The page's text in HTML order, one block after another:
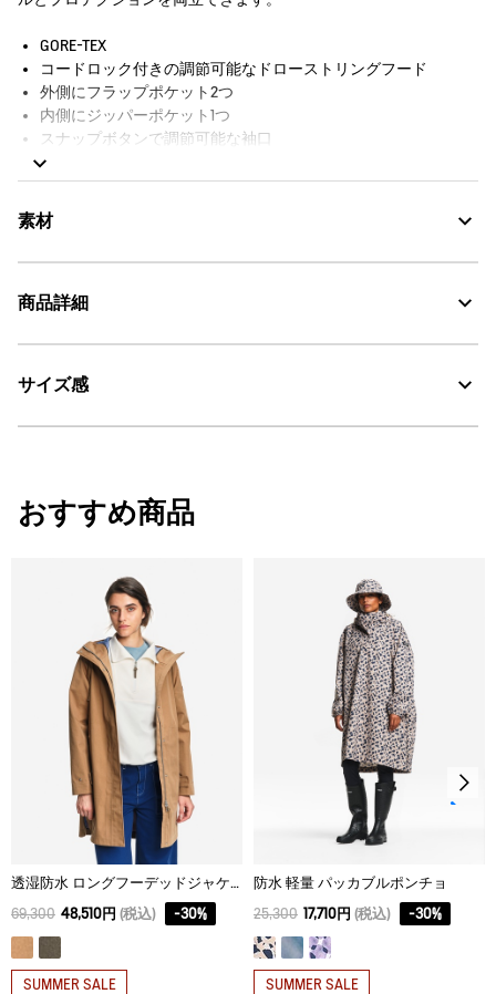
GORE-TEX
コードロック付きの調節可能なドローストリングフード
外側にフラップポケット2つ
内側にジッパーポケット1つ
スナップボタンで調節可能な袖口
コードロック付きのドローストリングウエストバンド
サイドスリット入りのシャツスタイルの裾
スナップボタン留めの前立て付きのツーウェイフロントジッパ
ー
防水シーム
防水性：28 000シュメルバー
持つ商品）
素材
AIGLE for tomorrow
タンブル乾燥が可能、低温乾燥：排気温度の上限は最高
アイロン仕上げ処理はできない。
ドライクリーニング処理ができない。
ウェットクリーニング処理ができる。：通常の処理
商品詳細
・色：アンピール（ネイビー） (004)
サイズ感
34
42
40 43.2
42 44.4
おすすめ商品
透湿防水 ロングフーデッドジャケット
69,300 48,510円 (税込) -30%
SUMMER SALE
防水 軽量 パッカブルポンチョ
25,300 17,710円 (税込) -30%
SUMMER SALE